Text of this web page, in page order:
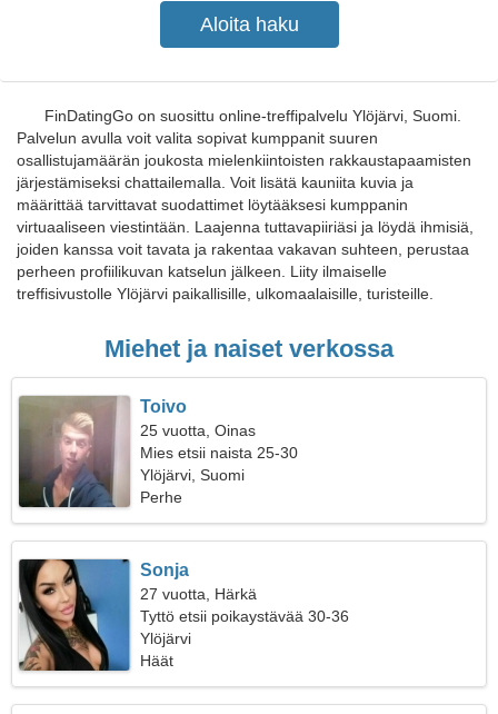
FinDatingGo on suosittu online-treffipalvelu Ylöjärvi, Suomi.
Palvelun avulla voit valita sopivat kumppanit suuren
osallistujamäärän joukosta mielenkiintoisten rakkaustapaamisten
järjestämiseksi chattailemalla. Voit lisätä kauniita kuvia ja
määrittää tarvittavat suodattimet löytääksesi kumppanin
virtuaaliseen viestintään. Laajenna tuttavapiiriäsi ja löydä ihmisiä,
joiden kanssa voit tavata ja rakentaa vakavan suhteen, perustaa
perheen profiilikuvan katselun jälkeen. Liity ilmaiselle
treffisivustolle Ylöjärvi paikallisille, ulkomaalaisille, turisteille.
Miehet ja naiset verkossa
Toivo
25 vuotta, Oinas
Mies etsii naista 25-30
Ylöjärvi, Suomi
Perhe
Sonja
27 vuotta, Härkä
Tyttö etsii poikaystävää 30-36
Ylöjärvi
Häät